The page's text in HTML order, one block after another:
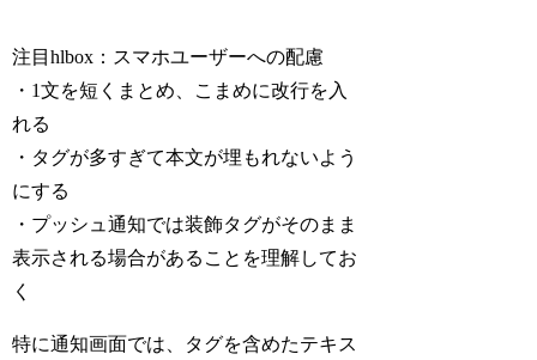
注目hlbox：スマホユーザーへの配慮
・1文を短くまとめ、こまめに改行を入
れる
・タグが多すぎて本文が埋もれないよう
にする
・プッシュ通知では装飾タグがそのまま
表示される場合があることを理解してお
く
特に通知画面では、タグを含めたテキス